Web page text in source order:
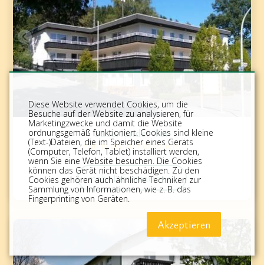
1 /12
Sauerländer Tor
Für 15 bis 36 Personen!
mehr Informationen
Diese Website verwendet Cookies, um die
Besuche auf der Website zu analysieren, für
Marketingzwecke und damit die Website
ordnungsgemäß funktioniert. Cookies sind kleine
(Text-)Dateien, die im Speicher eines Geräts
(Computer, Telefon, Tablet) installiert werden,
wenn Sie eine Website besuchen. Die Cookies
können das Gerät nicht beschädigen. Zu den
Cookies gehören auch ähnliche Techniken zur
Sammlung von Informationen, wie z. B. das
Fingerprinting von Geräten.
Akzeptieren